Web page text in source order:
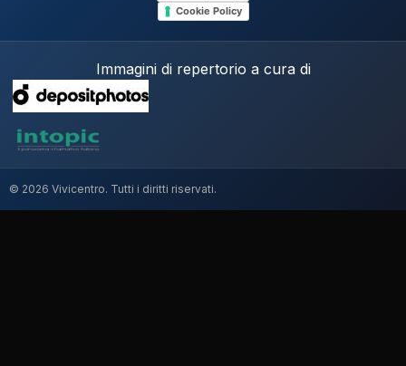
Cookie Policy
Immagini di repertorio a cura di
© 2026 Vivicentro. Tutti i diritti riservati.